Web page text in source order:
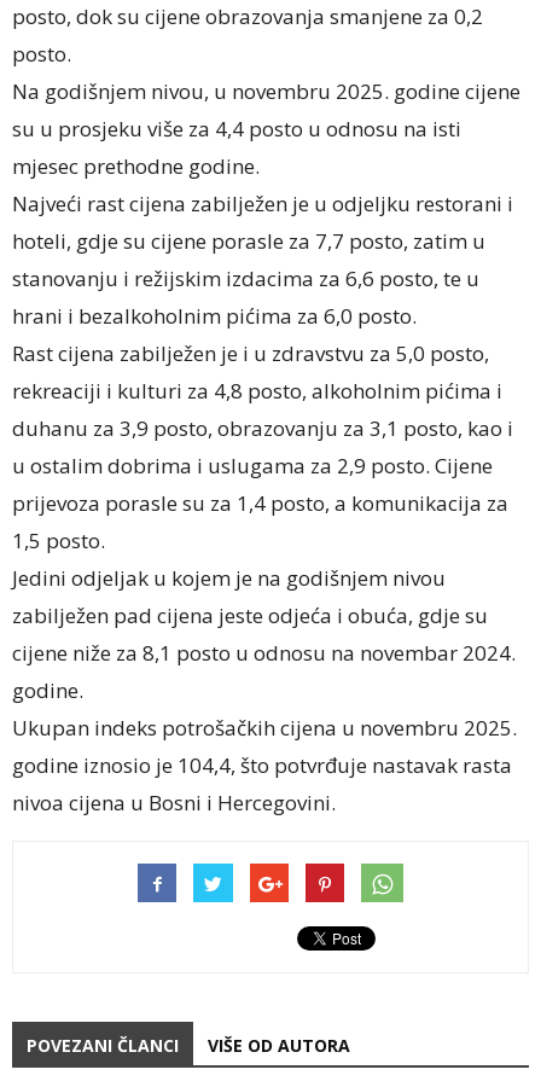
posto, dok su cijene obrazovanja smanjene za 0,2
posto.
Na godišnjem nivou, u novembru 2025. godine cijene
su u prosjeku više za 4,4 posto u odnosu na isti
mjesec prethodne godine.
Najveći rast cijena zabilježen je u odjeljku restorani i
hoteli, gdje su cijene porasle za 7,7 posto, zatim u
stanovanju i režijskim izdacima za 6,6 posto, te u
hrani i bezalkoholnim pićima za 6,0 posto.
Rast cijena zabilježen je i u zdravstvu za 5,0 posto,
rekreaciji i kulturi za 4,8 posto, alkoholnim pićima i
duhanu za 3,9 posto, obrazovanju za 3,1 posto, kao i
u ostalim dobrima i uslugama za 2,9 posto. Cijene
prijevoza porasle su za 1,4 posto, a komunikacija za
1,5 posto.
Jedini odjeljak u kojem je na godišnjem nivou
zabilježen pad cijena jeste odjeća i obuća, gdje su
cijene niže za 8,1 posto u odnosu na novembar 2024.
godine.
Ukupan indeks potrošačkih cijena u novembru 2025.
godine iznosio je 104,4, što potvrđuje nastavak rasta
nivoa cijena u Bosni i Hercegovini.
POVEZANI ČLANCI VIŠE OD AUTORA